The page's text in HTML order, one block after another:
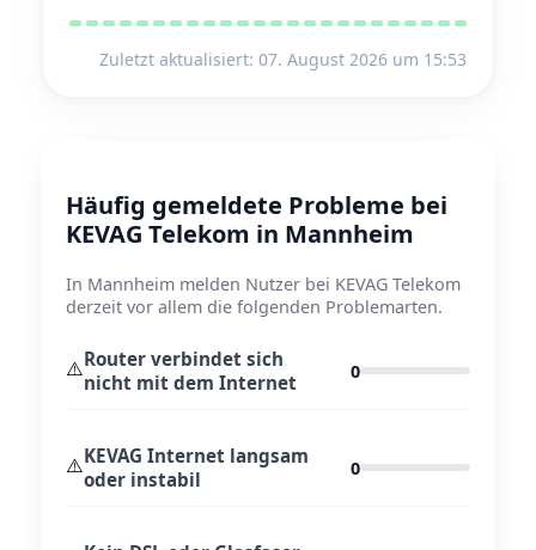
Zuletzt aktualisiert: 07. August 2026 um 15:53
Häufig gemeldete Probleme bei
KEVAG Telekom in Mannheim
In Mannheim melden Nutzer bei KEVAG Telekom
derzeit vor allem die folgenden Problemarten.
⚠️Router verbindet sich
nicht mit dem Internet
0
⚠️KEVAG Internet langsam
oder instabil
0